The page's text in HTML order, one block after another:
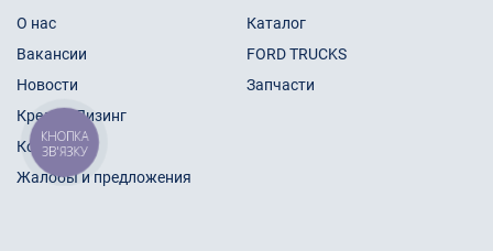
О нас
Вакансии
Новости
Кредит/Лизинг
Контакты
Жалобы и предложения
Каталог
FORD TRUCKS
Запчасти
КНОПКА
ЗВ'ЯЗКУ